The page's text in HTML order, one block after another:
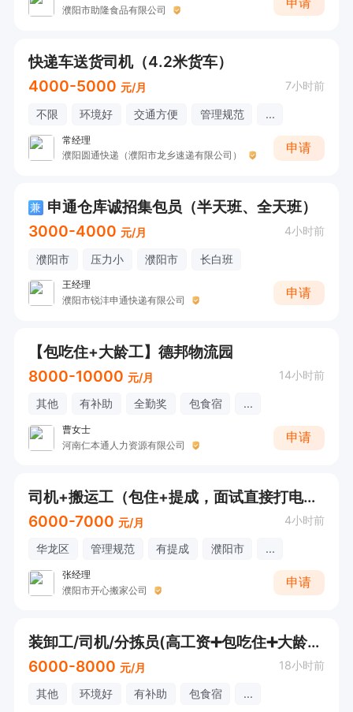
濮阳市助隆食品有限公司
快递车送货司机（4.2米货车）
4000-5000 元/月 7小时前
不限 环境好 交通方便 管理规范 ...
常经理
濮阳圆通快递（濮阳市龙乡速递有限公司）
申请
兼 申通仓库诚招集包员（半天班、全天班）
3000-4000 元/月 4小时前
濮阳市 压力小 濮阳市 长白班
王经理
濮阳市锐沣申通快递有限公司
申请
【包吃住+大龄工】德邦物流园
8000-10000 元/月 14小时前
其他 有补助 全勤奖 包食宿 ...
曹女士
河南仁本通人力资源有限公司
申请
司机+搬运工（包住+提成，面试直接打电话）
6000-7000 元/月 4小时前
华龙区 管理规范 有提成 濮阳市 ...
张经理
濮阳市开心搬家公司
申请
装卸工/司机/分拣员(高工资➕包吃住➕大龄工)
6000-8000 元/月 18小时前
其他 环境好 有补助 包食宿 ...